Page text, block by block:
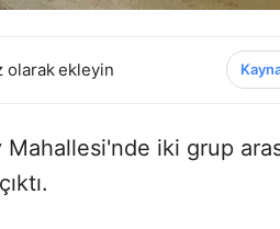
olarak ekleyin
Mahallesi'nde iki grup